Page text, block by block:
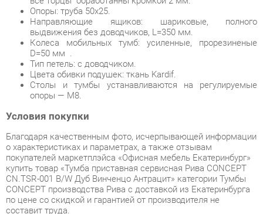
Тип петель: с доводчиком.
Цвета обивки подушек: ткань Kardif.
Столы и тумбы устанавливаются на регулируемые
опоры — М8.
Условия покупки
Благодаря качественным фото, исчерпывающей информации
о характеристиках и параметрах, а также отзывам
покупателей маркетплэйса «Офисная мебель Екатеринбург»
CN.TSR-001 B/W Дуб Винченцо Антрацит» категории Тумбы
по цене со скидкой и гарантией от производителя не
составит труда.
Мы отправляем заказы в доставку ежедневно. Товары из
ассортимента в наличии на складе в Екатеринбурге вы
получите не позднее48-ми часовс момента оформления
заказа. Дополнительно вы можете заказать подъём на этаж
и сборку мебельных изделий.